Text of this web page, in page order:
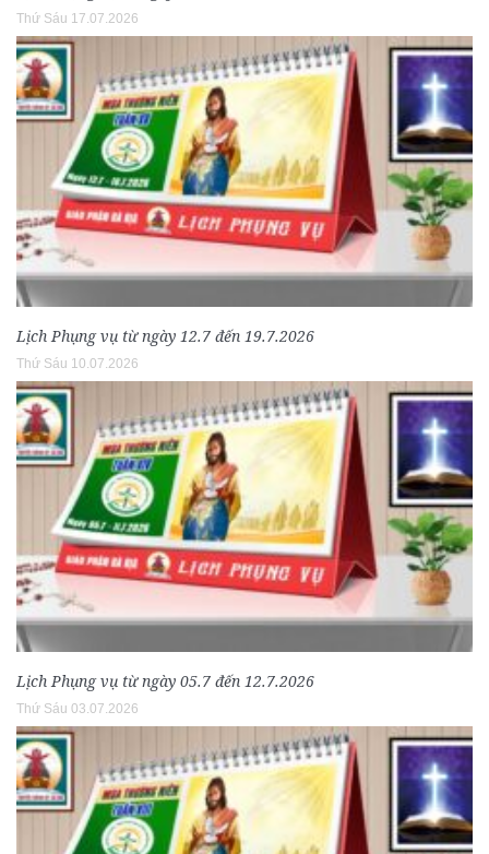
Thứ Sáu 17.07.2026
Lịch Phụng vụ từ ngày 12.7 đến 19.7.2026
Thứ Sáu 10.07.2026
Lịch Phụng vụ từ ngày 05.7 đến 12.7.2026
Thứ Sáu 03.07.2026